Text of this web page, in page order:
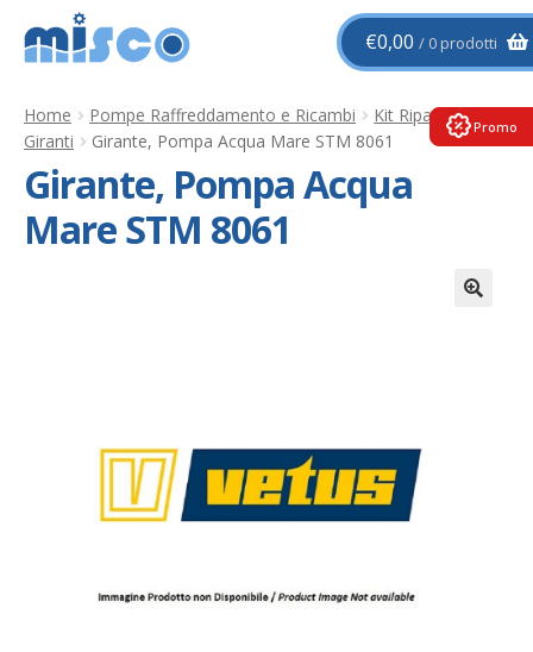
Vai
alla
Vai
al
€0,00 0 prodotti
Home Pompe Raffreddamento e Ricambi
Kit Riparazioni e
Giranti
Girante, Pompa Acqua Mare STM 8061
Girante, Pompa Acqua
Mare STM 8061
Promo